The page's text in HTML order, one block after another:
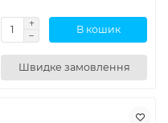
В кошик
Швидке замовлення